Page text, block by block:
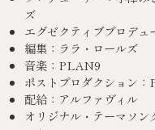
ズ
エグゼクティブプロデ
編集：ララ・ロールズ
音楽：PLAN9
ポストプロダクション
配給：アルファヴィル
オリジナル・テーマソ